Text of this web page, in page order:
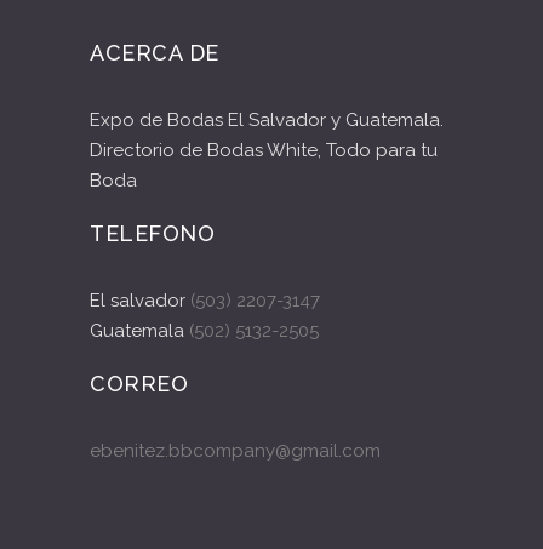
ACERCA DE
Expo de Bodas El Salvador y Guatemala.
Directorio de Bodas White, Todo para tu
Boda
TELEFONO
El salvador (503) 2207-3147
Guatemala (502) 5132-2505
CORREO
ebenitez.bbcompany@gmail.com